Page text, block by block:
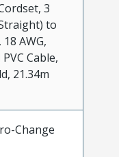
3
to
AWG,
Cable,
21.34m
Change